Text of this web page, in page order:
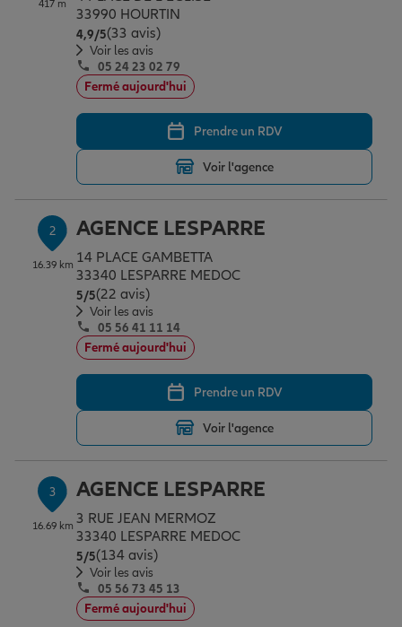
Assurance emprunteur
Prévoyance et dépendance
Assurance animal de compagnie
Protection de la famille
Protection juridique
Épargne & retraite
Plan épargne retraite
Assurance vie
Placements financiers
Investissements immobiliers
Transmission
Vos projets
Partir en vacances
Déménager
Changer de voiture
Départ à la retraite
Conseil assurance
Outre-mer
Assurance auto
Assurance habitation
Garantie des accidents de la vie
Assurance scolaire
Protection juridique
Professionnels
Allianz en France
417 m
33990 HOURTIN
4,9/5Note de 4.9 sur 5
(33 avis)
Voir les avis
05 24 23 02 79
Fermé aujourd'hui
Prendre un RDV
Voir l'agence
2
16.39 km
AGENCE LESPARRE
14 PLACE GAMBETTA
33340 LESPARRE MEDOC
5/5Note de 5 sur 5
(22 avis)
Voir les avis
05 56 41 11 14
Fermé aujourd'hui
Prendre un RDV
Voir l'agence
3
16.69 km
AGENCE LESPARRE
3 RUE JEAN MERMOZ
33340 LESPARRE MEDOC
5/5Note de 5 sur 5
(134 avis)
Voir les avis
05 56 73 45 13
Fermé aujourd'hui